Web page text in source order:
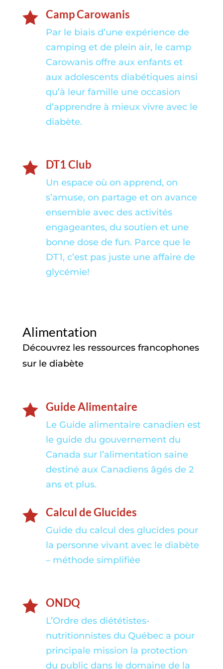
 Camp Carowanis
Par le biais d’une expérience de
camping et de plein air, le camp
Carowanis offre aux enfants et
aux adolescents diabétiques ainsi
qu’à leur famille une occasion
d’apprendre à mieux vivre avec le
diabète.
 DT1 Club
Un espace où on apprend, on
s’amuse, on partage et on avance
ensemble avec des activités
engageantes, du soutien et une
bonne dose de fun. Parce que le
DT1, c’est pas juste une affaire de
glycémie!
Alimentation
Découvrez les ressources francophones
sur le diabète
 Guide Alimentaire
Le Guide alimentaire canadien est
le guide du gouvernement du
Canada sur l’alimentation saine
destiné aux Canadiens âgés de 2
ans et plus.
 Calcul de Glucides
Guide du calcul des glucides pour
la personne vivant avec le diabète
– méthode simplifiée
 ONDQ
L’Ordre des diététistes-
nutritionnistes du Québec a pour
principale mission la protection
du public dans le domaine de la